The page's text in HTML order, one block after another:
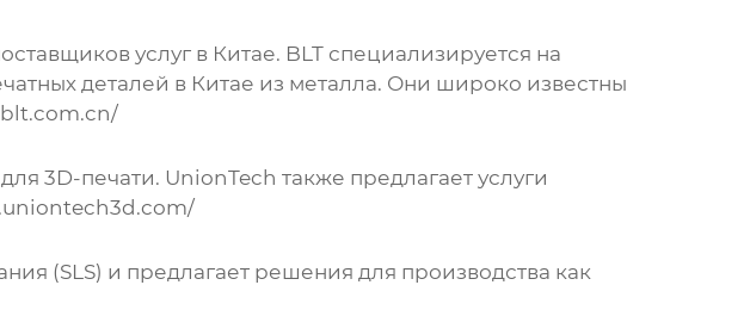
услуг в Китае. BLT специализируется на
деталей в Китае из металла. Они широко известны
3D-печати. UnionTech также предлагает услуги
(SLS) и предлагает решения для производства как